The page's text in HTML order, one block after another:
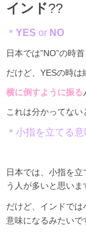
インド??
＊ YES or NO
日本では”NO”の時
だけど、 YESの時は
横に倒すように振る
これは分かってな
＊小指を立てる意
日本では、小指を
う人が多いと思いま
だけど、インドでは
意味になるみたいで